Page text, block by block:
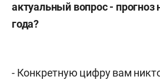
актуальный вопрос - прогноз
года?
- Конкретную цифру вам